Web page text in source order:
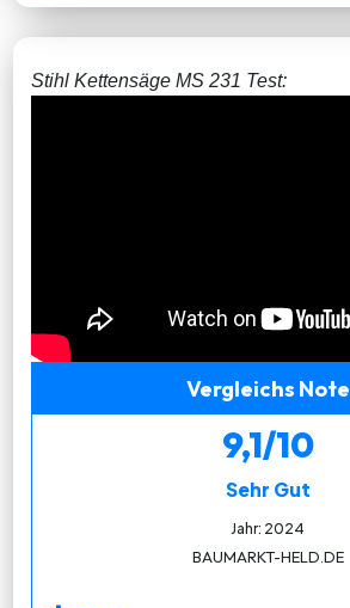
Stihl Kettensäge MS 231 Test:
Vergleichs Note
9,1/10
Sehr Gut
Jahr: 2024
BAUMARKT-HELD.DE